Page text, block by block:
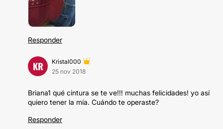
Responder
KR
Kristal000
25 nov 2018
Briana1 qué cintura se te ve!!! muchas felicidades! yo así
quiero tener la mía. Cuándo te operaste?
Responder